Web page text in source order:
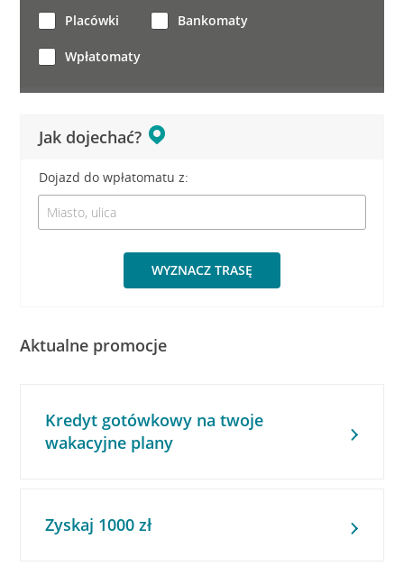
Jak dojechać?
Dojazd do wpłatomatu z:
WYZNACZ TRASĘ
Placówki Bankomaty
Wpłatomaty
Aktualne promocje
Kredyt gotówkowy na twoje
wakacyjne plany
Zyskaj 1000 zł